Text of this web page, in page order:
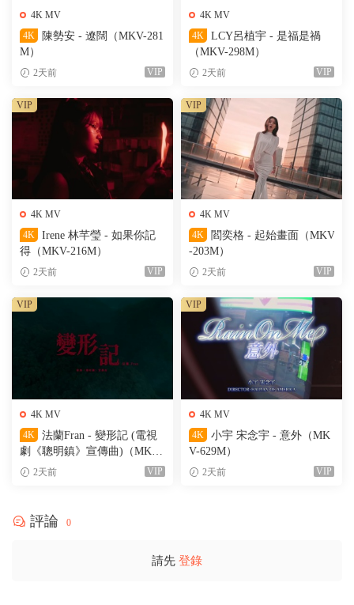
4K MV
4K
陳勢安 - 遼闊（MKV-281
M）
2天前 VIP
4K MV
4K
LCY呂植宇 - 是福是禍
（MKV-298M）
2天前 VIP
4K MV
4K
Irene 林芊瑩 - 如果你記
得（MKV-216M）
2天前 VIP
VIP
4K MV
4K
閻奕格 - 起始畫面（MKV
-203M）
2天前 VIP
VIP
4K MV
4K
法蘭Fran - 變形記 (電視
劇《聰明鎮》宣傳曲)（MKV-
205M）
2天前 VIP
VIP
4K MV
4K
小宇 宋念宇 - 意外（MK
V-629M）
2天前 VIP
VIP
評論 0
請先 登錄